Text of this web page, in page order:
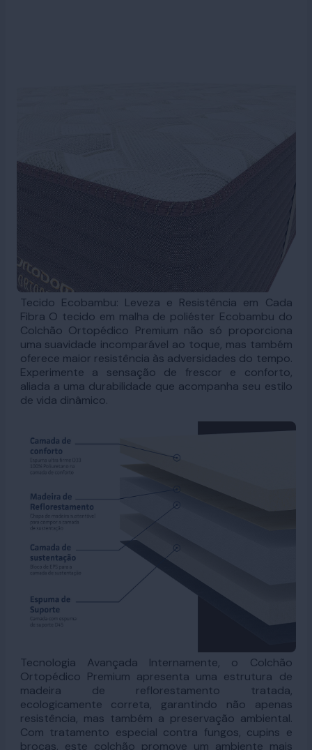
Tecido Ecobambu: Leveza e Resistência em Cada
Fibra O tecido em malha de poliéster Ecobambu do
Colchão Ortopédico Premium não só proporciona
uma suavidade incomparável ao toque, mas também
oferece maior resistência às adversidades do tempo.
Experimente a sensação de frescor e conforto,
aliada a uma durabilidade que acompanha seu estilo
de vida dinâmico.
Tecnologia Avançada Internamente, o Colchão
Ortopédico Premium apresenta uma estrutura de
madeira de reflorestamento tratada,
ecologicamente correta, garantindo não apenas
resistência, mas também a preservação ambiental.
Com tratamento especial contra fungos, cupins e
brocas, este colchão promove um ambiente mais